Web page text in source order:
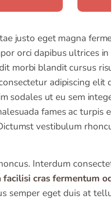
justo eget magna
orci dapibus ultrices
morbi blandit cursus
adipiscing elit
sodales ut eu sem
fames ac turpis
vestibulum
Interdum
facilisi cras fermentum
semper eget duis at